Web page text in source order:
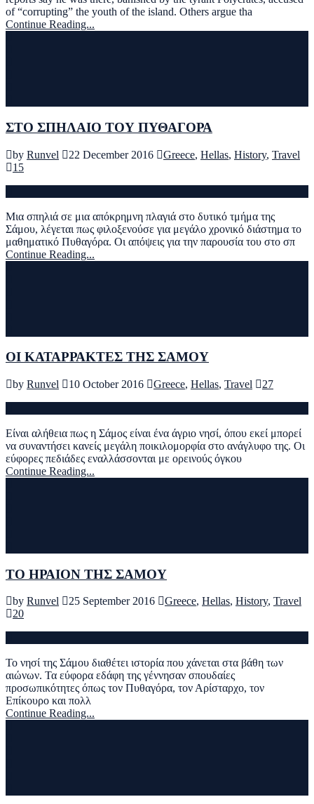
of “corrupting” the youth of the island. Others argue tha
Continue Reading...
ΣΤΟ ΣΠΗΛΑΙΟ ΤΟΥ ΠΥΘΑΓΟΡΑ
by Runvel 22 December 2016 Greece, Hellas, History, Travel
15
Μια σπηλιά σε μια απόκρημνη πλαγιά στο δυτικό τμήμα της
Σάμου, λέγεται πως φιλοξενούσε για μεγάλο χρονικό διάστημα το
μαθηματικό Πυθαγόρα. Οι απόψεις για την παρουσία του στο σπ
Continue Reading...
ΟΙ ΚΑΤΑΡΡΑΚΤΕΣ ΤΗΣ ΣΑΜΟΥ
by Runvel 10 October 2016 Greece, Hellas, Travel 27
Είναι αλήθεια πως η Σάμος είναι ένα άγριο νησί, όπου εκεί μπορεί
να συναντήσει κανείς μεγάλη ποικιλομορφία στο ανάγλυφο της. Οι
εύφορες πεδιάδες εναλλάσσονται με ορεινούς όγκου
Continue Reading...
ΤΟ ΗΡΑΙΟΝ ΤΗΣ ΣΑΜΟΥ
by Runvel 25 September 2016 Greece, Hellas, History, Travel
20
Το νησί της Σάμου διαθέτει ιστορία που χάνεται στα βάθη των
αιώνων. Τα εύφορα εδάφη της γέννησαν σπουδαίες
προσωπικότητες όπως τον Πυθαγόρα, τον Αρίσταρχο, τον
Επίκουρο και πολλ
Continue Reading...